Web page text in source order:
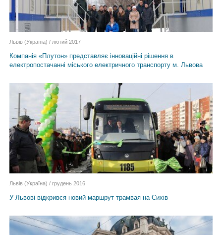
Компанія «Плутон» представляє інноваційні рішення в
електропостачанні міського електричного транспорту м. Львова
Львів (Україна) / лютий 2017
У Львові відкрився новий маршрут трамвая на Сихів
Львів (Україна) / грудень 2016